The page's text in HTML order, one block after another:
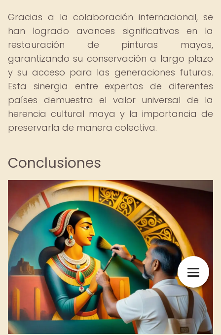
Gracias a la colaboración internacional, se
han logrado avances significativos en la
restauración de pinturas mayas,
garantizando su conservación a largo plazo
y su acceso para las generaciones futuras.
Esta sinergia entre expertos de diferentes
países demuestra el valor universal de la
herencia cultural maya y la importancia de
preservarla de manera colectiva.
Conclusiones